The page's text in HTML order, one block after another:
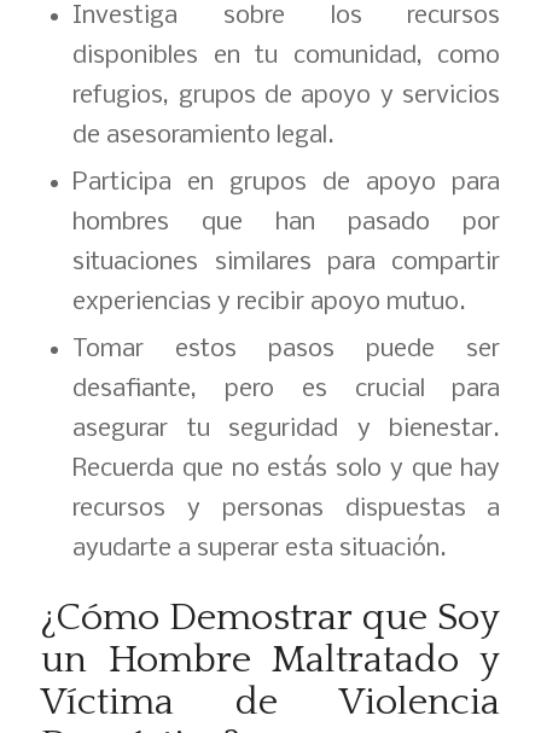
Investiga sobre los recursos
disponibles en tu comunidad, como
refugios, grupos de apoyo y servicios
de asesoramiento legal.
Participa en grupos de apoyo para
hombres que han pasado por
situaciones similares para compartir
experiencias y recibir apoyo mutuo.
Tomar estos pasos puede ser
desafiante, pero es crucial para
asegurar tu seguridad y bienestar.
Recuerda que no estás solo y que hay
recursos y personas dispuestas a
ayudarte a superar esta situación.
¿Cómo Demostrar que Soy
un Hombre Maltratado y
Víctima de Violencia